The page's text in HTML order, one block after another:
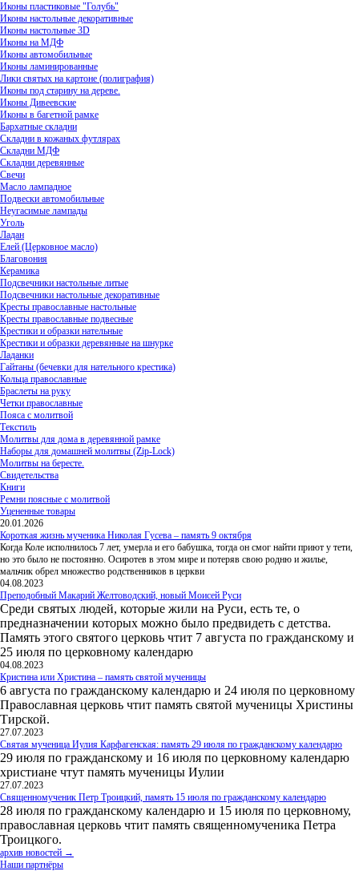
Иконы пластиковые "Голубь"
Иконы настольные декоративные
Иконы настольные 3D
Иконы на МДФ
Иконы автомобильные
Иконы ламинированные
Лики святых на картоне (полиграфия)
Иконы под старину на дереве.
Иконы Дивеевские
Иконы в багетной рамке
Бархатные складни
Складни в кожаных футлярах
Складни МДФ
Складни деревянные
Свечи
Масло лампадное
Подвески автомобильные
Неугасимые лампады
Уголь
Ладан
Елей (Церковное масло)
Благовония
Керамика
Подсвечники настольные литые
Подсвечники настольные декоративные
Кресты православные настольные
Кресты православные подвесные
Крестики и образки нательные
Крестики и образки деревянные на шнурке
Ладанки
Гайтаны (бечевки для нательного крестика)
Кольца православные
Браслеты на руку
Четки православные
Пояса с молитвой
Текстиль
Молитвы для дома в деревянной рамке
Наборы для домашней молитвы (Zip-Lock)
Молитвы на бересте.
Свидетельства
Книги
Ремни поясные с молитвой
Уцененные товары
20.01.2026
Короткая жизнь мученика Николая Гусева – память 9 октября
Когда Коле исполнилось 7 лет, умерла и его бабушка, тогда он смог найти приют у тети,
но это было не постоянно. Осиротев в этом мире и потеряв свою родню и жилье,
мальчик обрел множество родственников в церкви
04.08.2023
Преподобный Макарий Желтоводский, новый Моисей Руси
Среди святых людей, которые жили на Руси, есть те, о
предназначении которых можно было предвидеть с детства.
Память этого святого церковь чтит 7 августа по гражданскому и
25 июля по церковному календарю
04.08.2023
Кристина или Христина – память святой мученицы
6 августа по гражданскому календарю и 24 июля по церковному
Православная церковь чтит память святой мученицы Христины
Тирской.
27.07.2023
Святая мученица Иулия Карфагенская: память 29 июля по гражданскому календарю
29 июля по гражданскому и 16 июля по церковному календарю
христиане чтут память мученицы Иулии
27.07.2023
Священномученик Петр Троицкий, память 15 июля по гражданскому календарю
28 июля по гражданскому календарю и 15 июля по церковному,
православная церковь чтит память священномученика Петра
Троицкого.
архив новостей →
Наши партнёры